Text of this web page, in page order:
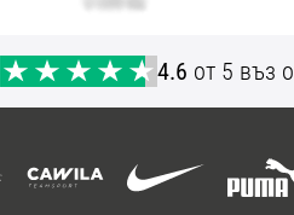
4.6 от 5 въз